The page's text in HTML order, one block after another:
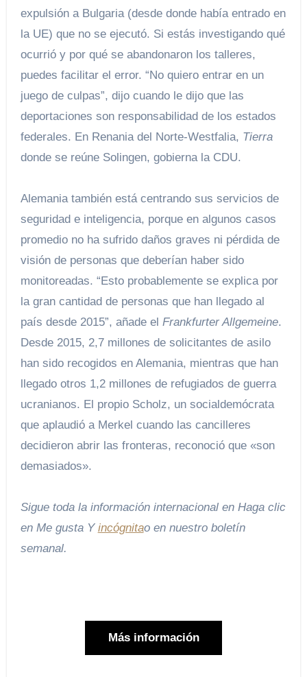
expulsión a Bulgaria (desde donde había entrado en
la UE) que no se ejecutó. Si estás investigando qué
ocurrió y por qué se abandonaron los talleres,
puedes facilitar el error. “No quiero entrar en un
juego de culpas”, dijo cuando le dijo que las
deportaciones son responsabilidad de los estados
federales. En Renania del Norte-Westfalia, Tierra
donde se reúne Solingen, gobierna la CDU.
Alemania también está centrando sus servicios de
seguridad e inteligencia, porque en algunos casos
promedio no ha sufrido daños graves ni pérdida de
visión de personas que deberían haber sido
monitoreadas. “Esto probablemente se explica por
la gran cantidad de personas que han llegado al
país desde 2015”, añade el Frankfurter Allgemeine.
Desde 2015, 2,7 millones de solicitantes de asilo
han sido recogidos en Alemania, mientras que han
llegado otros 1,2 millones de refugiados de guerra
ucranianos. El propio Scholz, un socialdemócrata
que aplaudió a Merkel cuando las cancilleres
decidieron abrir las fronteras, reconoció que «son
demasiados».
Sigue toda la información internacional en Haga clic
en Me gustaY incógnitao en nuestro boletín
semanal.
Más información